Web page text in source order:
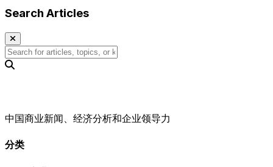
Search Articles
中国商业新闻、经济分析和企业领导力
分类